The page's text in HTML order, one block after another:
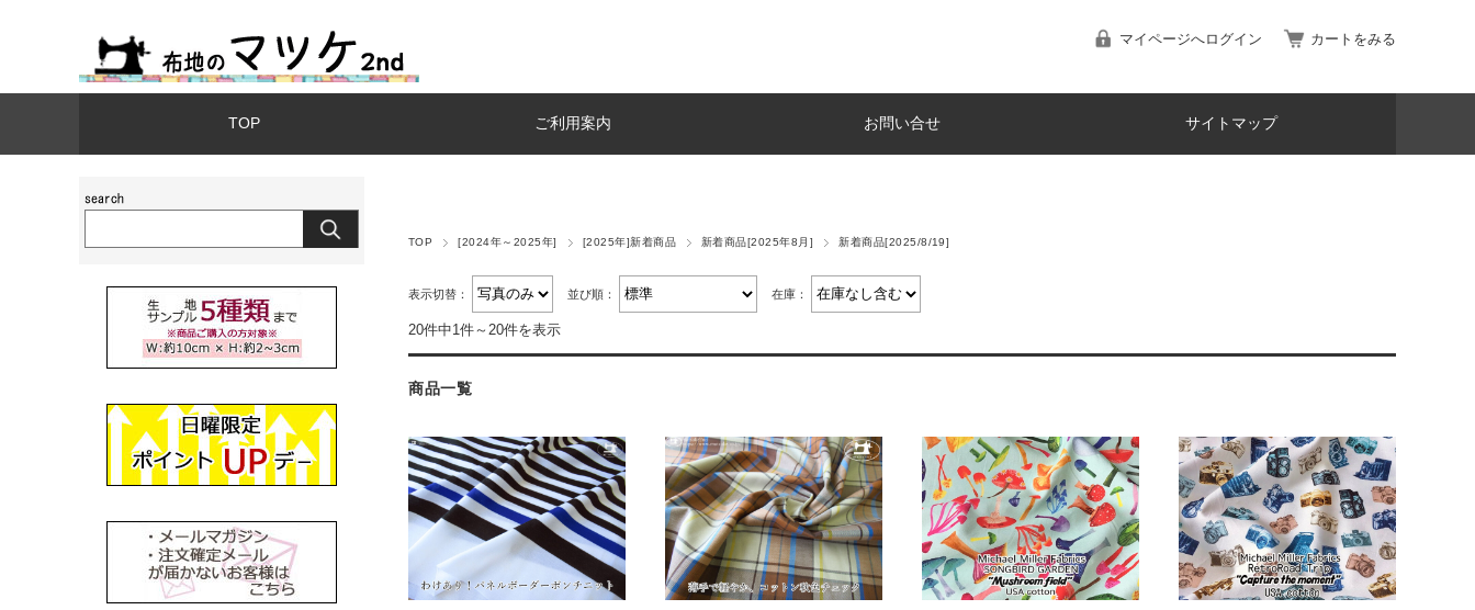
マイページへログイン カートをみる
TOP ご利用案内 お問い合せ サイトマップ
TOP [2024年～2025年] [2025年]新着商品 新着商品[2025年8月] 新着商品[2025/8/19]
表示切替： 並び順： 在庫：
20件中1件～20件を表示
商品一覧